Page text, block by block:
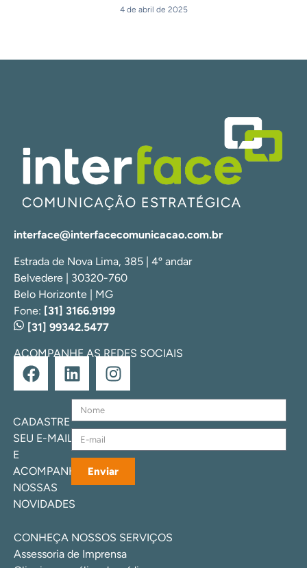
4 de abril de 2025
interface@interfacecomunicacao.com.br
Estrada de Nova Lima, 385 | 4º andar
Belvedere | 30320-760
Belo Horizonte | MG
Fone: [31] 3166.9199
[31] 99342.5477
ACOMPANHE AS REDES SOCIAIS
CADASTRE
SEU E-MAIL
E
ACOMPANHE
NOSSAS
NOVIDADES
Enviar
CONHEÇA NOSSOS SERVIÇOS
Assessoria de Imprensa